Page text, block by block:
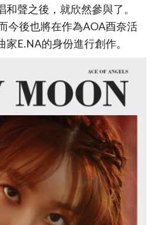
聲之後，就欣然參與了。
今後也將在作為AOA酉奈活
E.NA的身份進行創作。